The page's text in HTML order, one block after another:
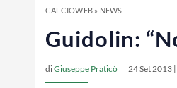
CALCIOWEB» NEWS
Guidolin:
diGiuseppe Praticò 24 Set 2013